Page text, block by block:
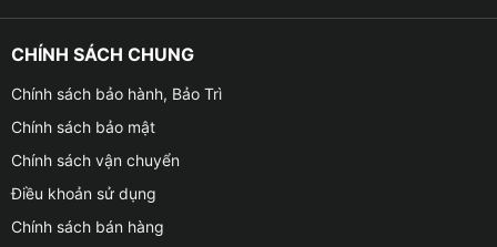
nguyên bản và độ tương phản vô cùng tốt.
❋ Độ nét và ánh sáng từ màn hình DVD Android
OledPro X8 hiển thị vô cùng hoàn hảo, màu sắc tinh
khiết, ánh sáng rực rỡ vượt mặt các đối thủ trên thị
trường cùng màn hình nguyên bản cài đặt sẵn trên xe
chính là điểm mạnh của màn hình Oledpro X8 mang lại
cho “xế cưng” của bạn.
CHÍNH SÁCH CHUNG
Chính sách bảo hành, Bảo Trì
Chính sách bảo mật
Chính sách vận chuyển
Điều khoản sử dụng
Chính sách bán hàng